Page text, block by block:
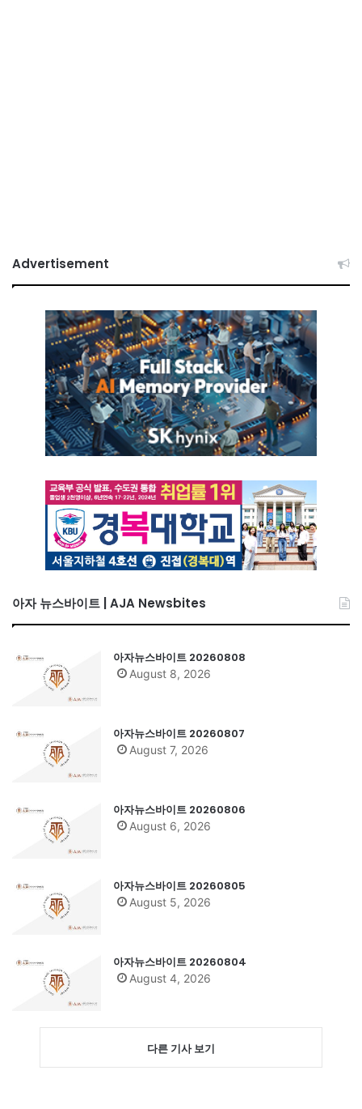
Advertisement
아자 뉴스바이트 | AJA Newsbites
아자뉴스바이트 20260808
August 8, 2026
아자뉴스바이트 20260807
August 7, 2026
아자뉴스바이트 20260806
August 6, 2026
아자뉴스바이트 20260805
August 5, 2026
아자뉴스바이트 20260804
August 4, 2026
다른 기사 보기